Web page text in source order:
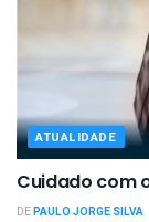
ATUALIDADE
Cuidado com
DEPAULO JORGE SILVA